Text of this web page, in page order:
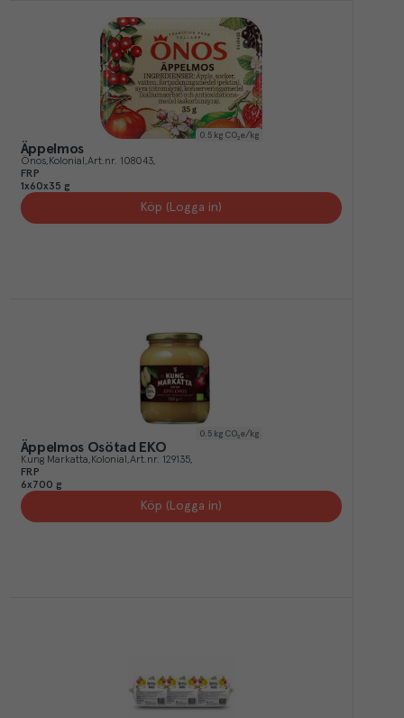
0.5 kg CO₂e/kg
Äppelmos
Önos Kolonial Art.nr. 108043
FRP
1x60x35 g
Köp (Logga in)
0.5 kg CO₂e/kg
Äppelmos Osötad EKO
Kung Markatta Kolonial Art.nr. 129135
FRP
6x700 g
Köp (Logga in)